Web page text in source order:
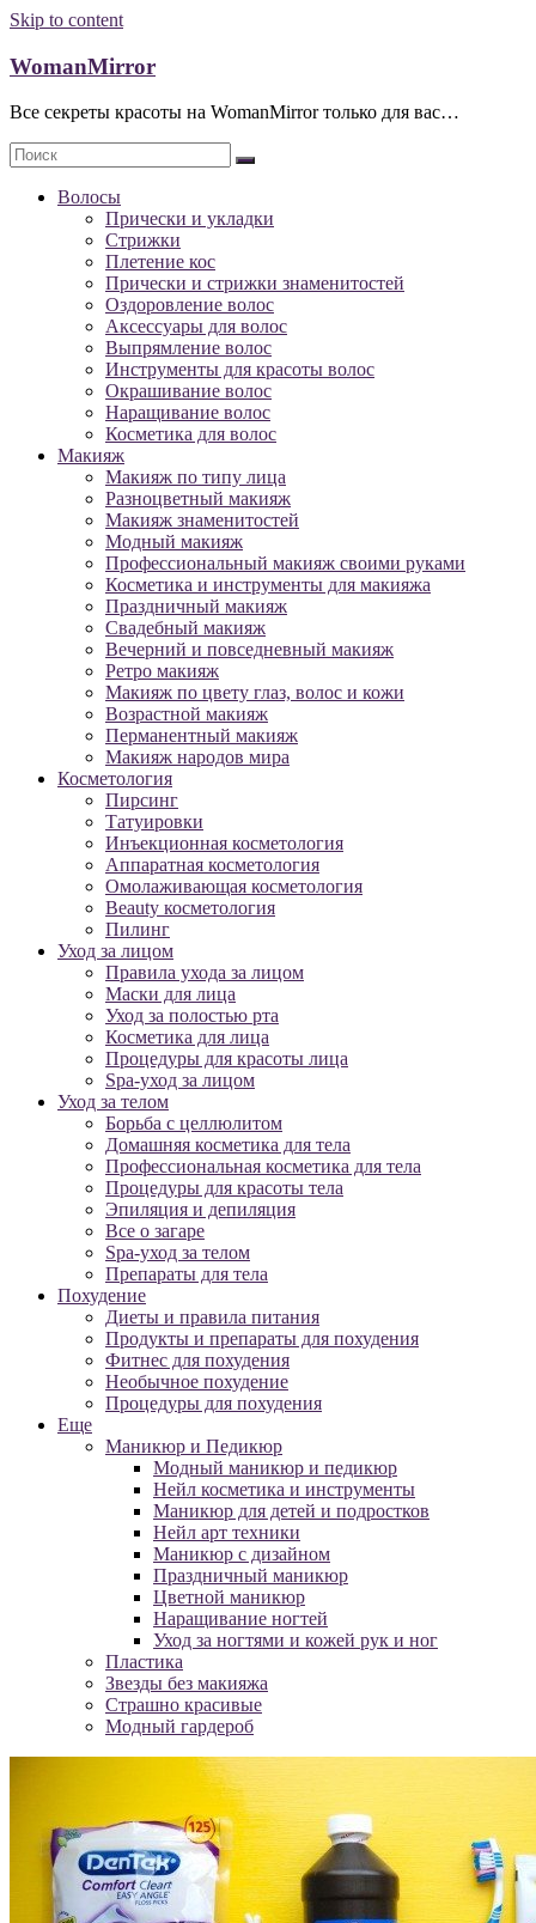
Skip to content
WomanMirror
Все секреты красоты на WomanMirror только для вас…
Волосы
Прически и укладки
Стрижки
Плетение кос
Прически и стрижки знаменитостей
Оздоровление волос
Аксессуары для волос
Выпрямление волос
Инструменты для красоты волос
Окрашивание волос
Наращивание волос
Косметика для волос
Макияж
Макияж по типу лица
Разноцветный макияж
Макияж знаменитостей
Модный макияж
Профессиональный макияж своими руками
Косметика и инструменты для макияжа
Праздничный макияж
Свадебный макияж
Вечерний и повседневный макияж
Ретро макияж
Макияж по цвету глаз, волос и кожи
Возрастной макияж
Перманентный макияж
Макияж народов мира
Косметология
Пирсинг
Татуировки
Инъекционная косметология
Аппаратная косметология
Омолаживающая косметология
Beauty косметология
Пилинг
Уход за лицом
Правила ухода за лицом
Маски для лица
Уход за полостью рта
Косметика для лица
Процедуры для красоты лица
Spa-уход за лицом
Уход за телом
Борьба с целлюлитом
Домашняя косметика для тела
Профессиональная косметика для тела
Процедуры для красоты тела
Эпиляция и депиляция
Все о загаре
Spa-уход за телом
Препараты для тела
Похудение
Диеты и правила питания
Продукты и препараты для похудения
Фитнес для похудения
Необычное похудение
Процедуры для похудения
Еще
Маникюр и Педикюр
Модный маникюр и педикюр
Нейл косметика и инструменты
Маникюр для детей и подростков
Нейл арт техники
Маникюр с дизайном
Праздничный маникюр
Цветной маникюр
Наращивание ногтей
Уход за ногтями и кожей рук и ног
Пластика
Звезды без макияжа
Страшно красивые
Модный гардероб